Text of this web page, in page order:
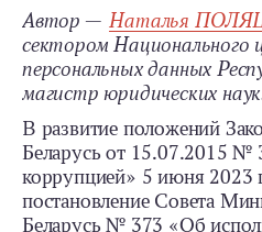
Автор — Наталья
сектором
персональных данных
магистр юридических
В развитие положений
Беларусь от 15.07.2015 №
коррупцией» 5 июня 2023
постановление Совета
Беларусь № 373 «Об